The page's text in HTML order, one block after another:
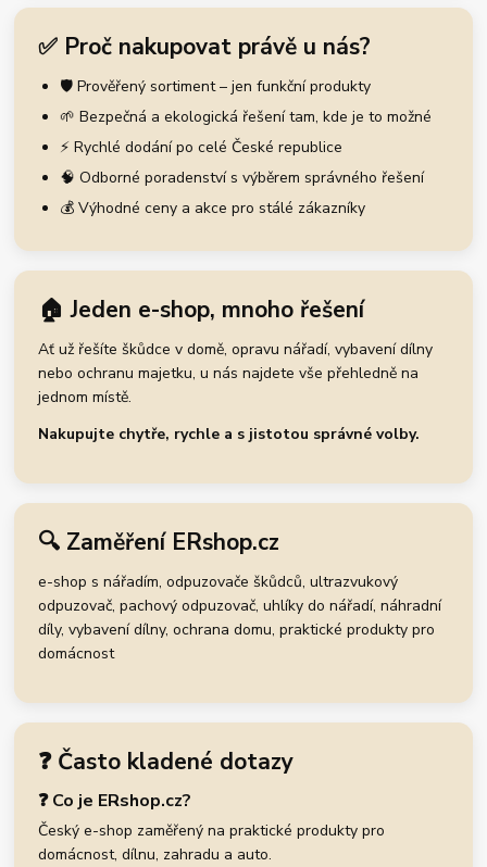
✅ Proč nakupovat právě u nás?
🛡️ Prověřený sortiment – jen funkční produkty
🌱 Bezpečná a ekologická řešení tam, kde je to možné
⚡ Rychlé dodání po celé České republice
🧠 Odborné poradenství s výběrem správného řešení
💰 Výhodné ceny a akce pro stálé zákazníky
🏠 Jeden e-shop, mnoho řešení
Ať už řešíte škůdce v domě, opravu nářadí, vybavení dílny
nebo ochranu majetku, u nás najdete vše přehledně na
jednom místě.
Nakupujte chytře, rychle a s jistotou správné volby.
🔍 Zaměření ERshop.cz
e-shop s nářadím, odpuzovače škůdců, ultrazvukový
odpuzovač, pachový odpuzovač, uhlíky do nářadí, náhradní
díly, vybavení dílny, ochrana domu, praktické produkty pro
domácnost
❓ Často kladené dotazy
❓ Co je ERshop.cz?
Český e-shop zaměřený na praktické produkty pro
domácnost, dílnu, zahradu a auto.